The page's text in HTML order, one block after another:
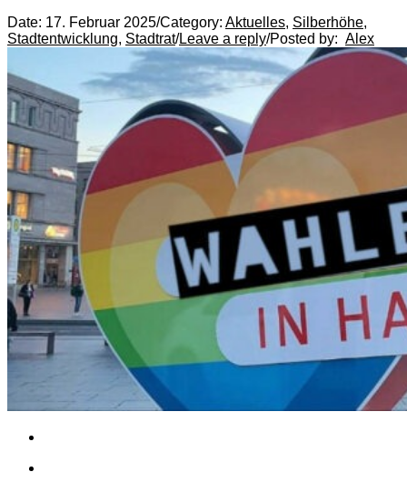
Date: 17. Februar 2025/Category: Aktuelles, Silberhöhe,
Stadtentwicklung, Stadtrat/Leave a reply/Posted by: Alex